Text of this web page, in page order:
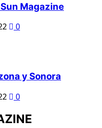
Magazine
0
y Sonora
0